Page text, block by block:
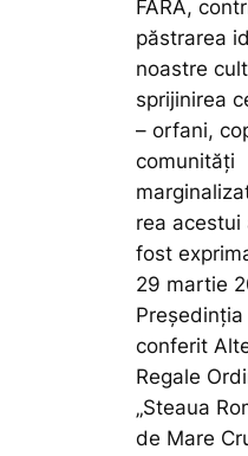
FARA,
păstrarea
noastre
sprijinirea
– orfani,
comunități
rea acestui
fost
29 martie
conferit
Regale
„Steaua
de Mare